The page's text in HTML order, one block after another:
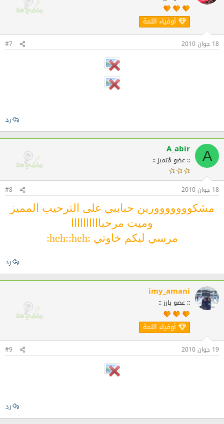
أوفياء اللمة
18 جوان 2010 #7
رد
A
A_abir
:: عضو مُتميز ::
18 جوان 2010 #8
مشكووووووورين حبايبي على الترحيب المميز
وميت مرحباااااااااا
مرسي ليكم خاوتي :heh::heh:
رد
imy_amani
:: عضو بارز ::
أوفياء اللمة
19 جوان 2010 #9
رد